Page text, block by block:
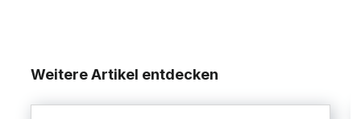
Weitere Artikel entdecken